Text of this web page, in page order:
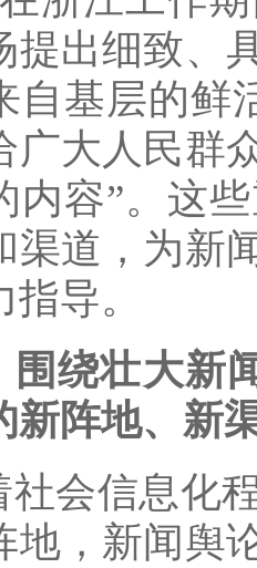
提出细致、
自基层的鲜
广大人民群
内容”。这
渠道，为新
导。
围绕壮大新
新阵地、新
社会信息化
地，新闻舆